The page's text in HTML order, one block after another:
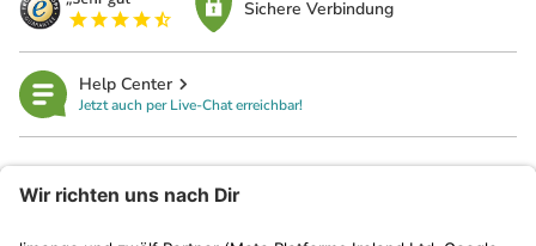
Sichere Verbindung
Help Center
Jetzt auch per Live-Chat erreichbar!